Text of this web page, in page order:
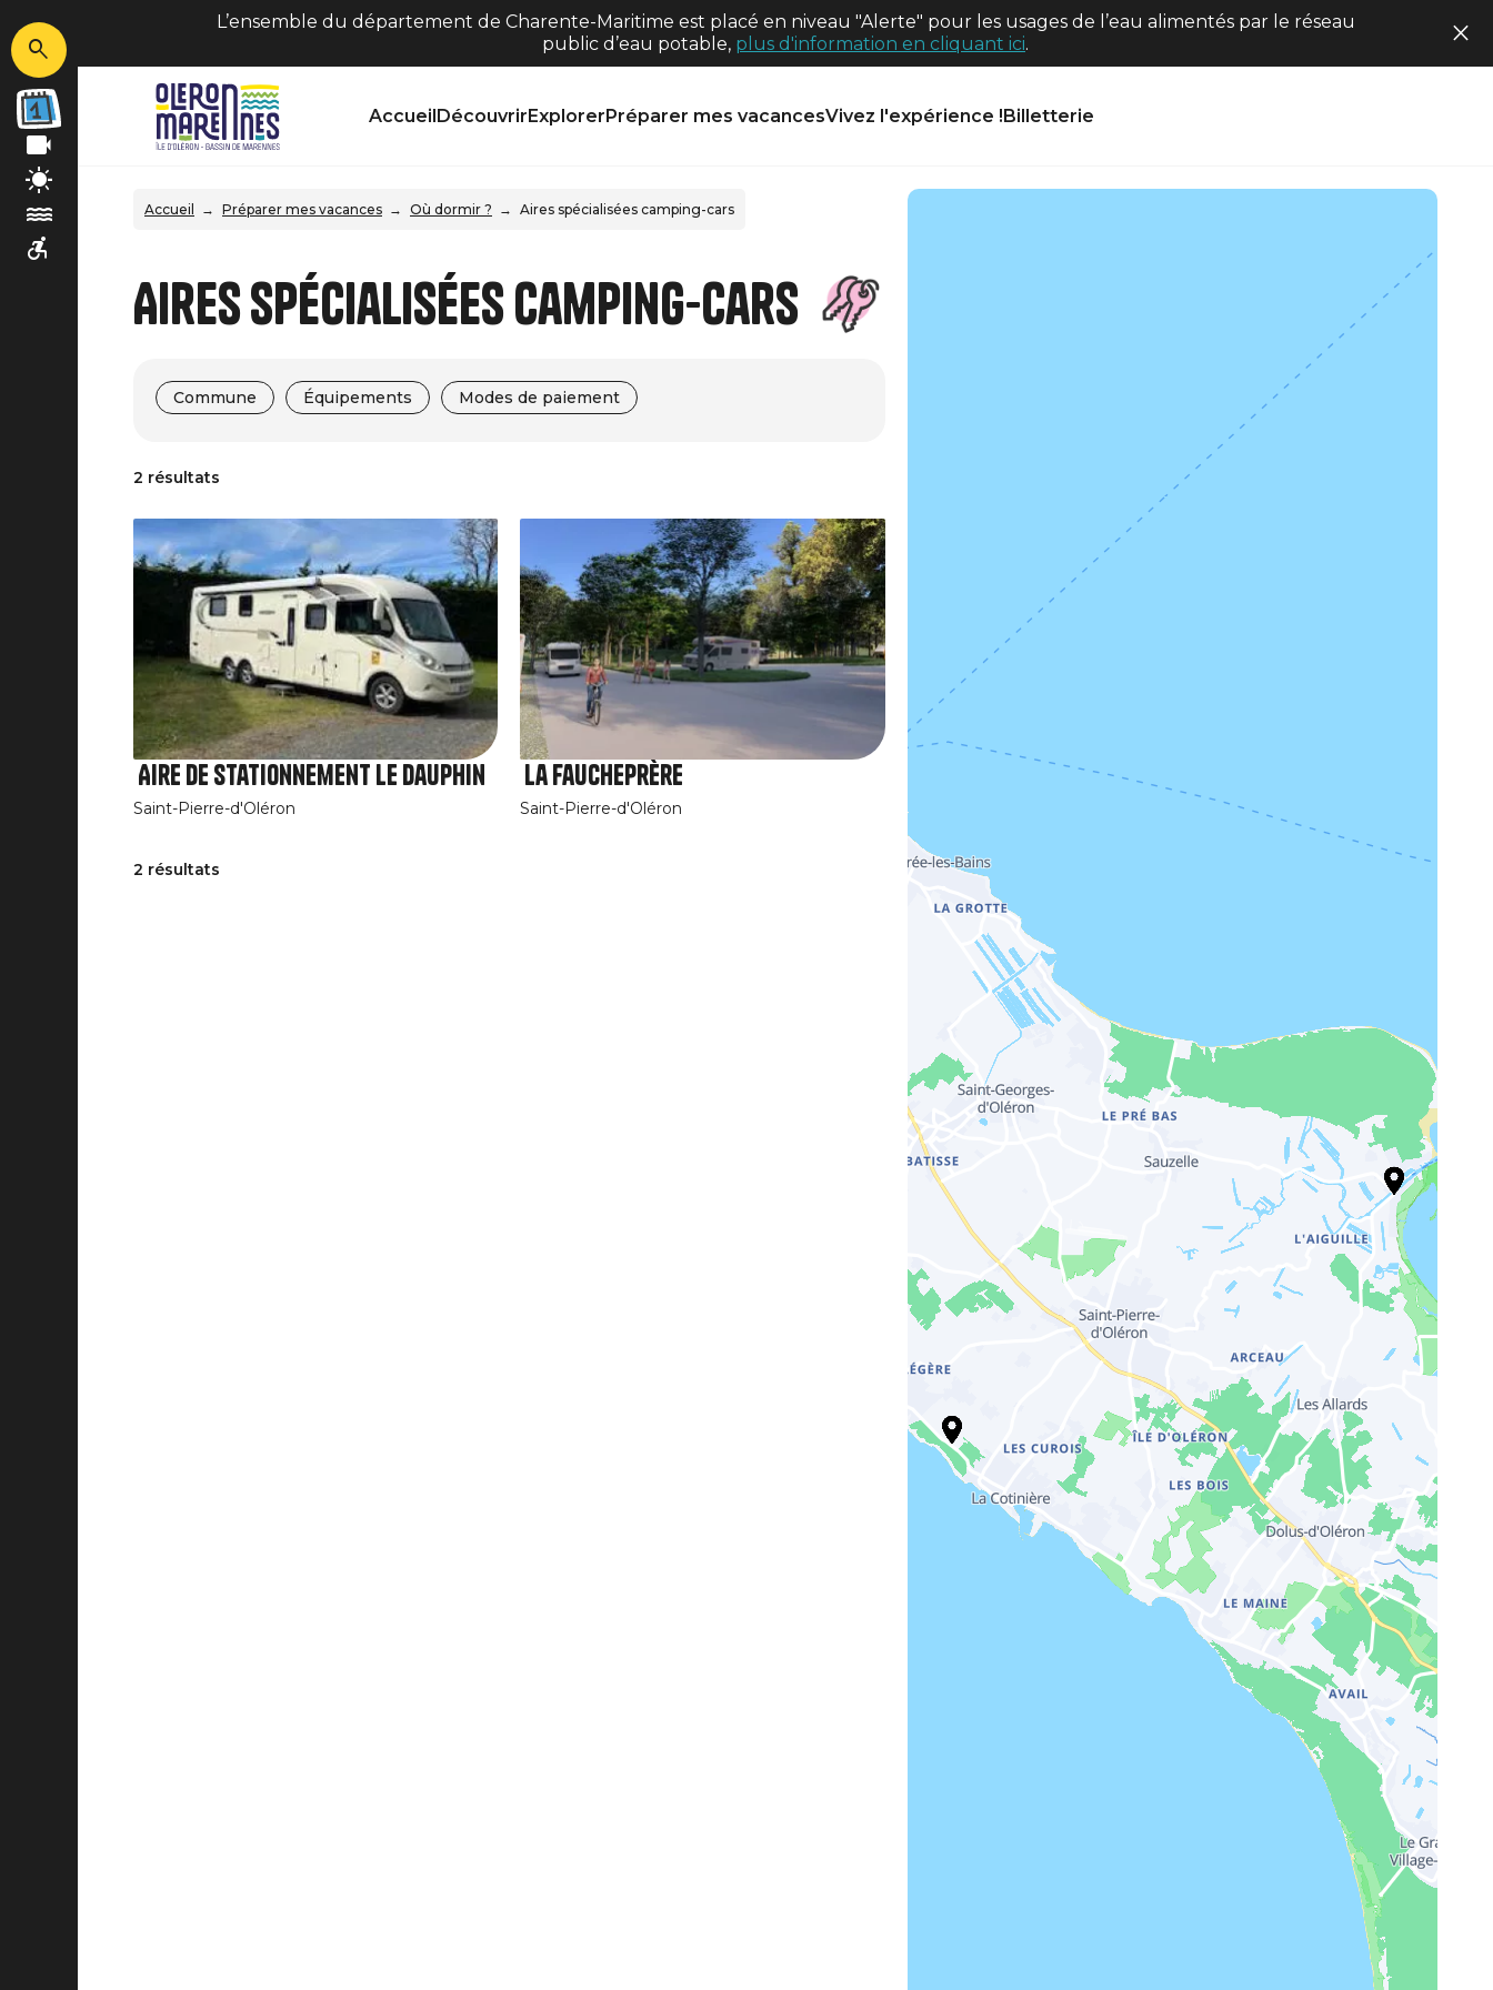
L’ensemble du département de Charente-Maritime est placé en niveau "Alerte" pour les usages de l’eau alimentés par le réseau
public d’eau potable, plus d'information en cliquant ici.
AccueilDécouvrirExplorerPréparer mes vacancesVivez l'expérience !Billetterie
Accueil Préparer mes vacances Où dormir ? Aires spécialisées camping-cars
Aires spécialisées camping-cars
Commune Équipements Modes de paiement
2 résultats
Aire de stationnement Le Dauphin
Saint-Pierre-d'Oléron
La Faucheprère
Saint-Pierre-d'Oléron
2 résultats